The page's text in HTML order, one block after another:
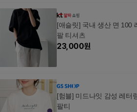
[애슬릿] 국내 생산 면 100
팔 티셔츠
23,000원
[험블] 미드나잇 감성 레터
팔티